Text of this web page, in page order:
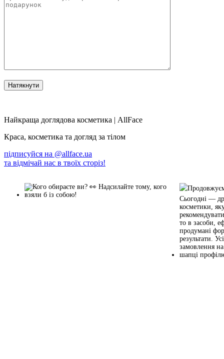
Найкраща доглядова косметика | AllFace
Краса, косметика та догляд за тілом
підписуйся на @allface.ua
та відмічай нас в твоїх сторіз!